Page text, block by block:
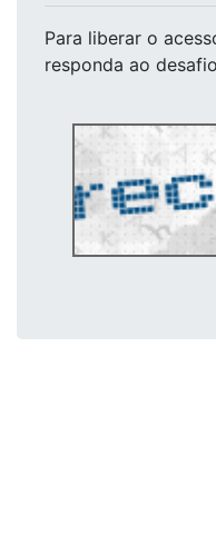
Para liberar o
responda ao